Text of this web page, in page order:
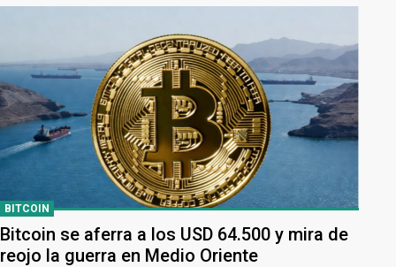
BITCOIN
Bitcoin se aferra a los USD 64.500 y mira de
reojo la guerra en Medio Oriente